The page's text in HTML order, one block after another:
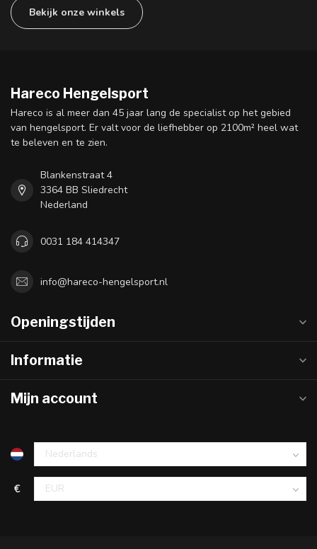
Bekijk onze winkels
Hareco Hengelsport
Hareco is al meer dan 45 jaar lang de specialist op het gebied
van hengelsport. Er valt voor de liefhebber op 2100m² heel wat
te beleven en te zien.
Blankenstraat 4
3364 BB Sliedrecht
Nederland
0031 184 414347
info@hareco-hengelsport.nl
Openingstijden
Informatie
Mijn account
€